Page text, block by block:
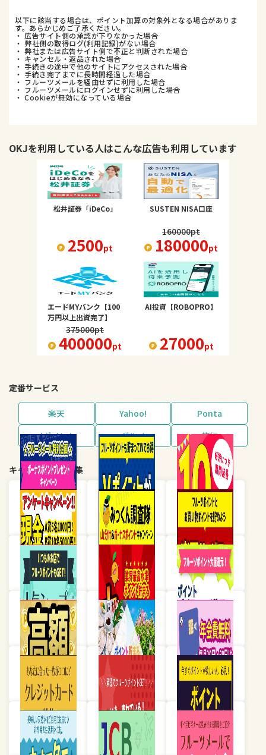
以下に該当する場合は、ポイント加算の対象外となる場合がありま
す。あらかじめご了承ください。
・ 広告サイト側の承認が下りなかった場合
・ 弊社側の取得ログ(利用記録)がない場合
・ 弊社または広告サイト側で不正と判断された場合
・ キャンセル・返品された場合
・ 手続きの途中で他のサイトにアクセスされた場合
・ 手続き完了までに長時間経過した場合
・ フルーツメールを経由せずに利用した場合
・ フルーツメールにログインせずに利用した場合
・ Cookieが無効になっている場合
OKJを利用している人はこんな広告も利用しています
松井証券「iDeCo」
2500pt
SUSTEN NISA口座
160000pt
180000pt
エードMYバンク【100
万円以上出資完了】
375000pt
400000pt
AI投資【ROBOPRO】
27000pt
定番サービス
楽天 Yahoo!
Ponta
dポイント
グルメ 旅行
キャンペーン・特集